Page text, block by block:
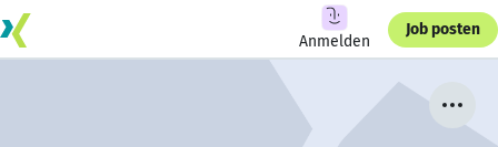
Anmelden
Job posten